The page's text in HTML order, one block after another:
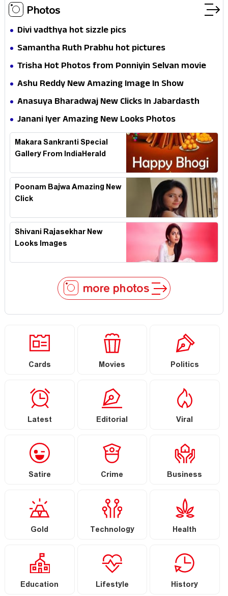
Photos
Divi vadthya hot sizzle pics
Samantha Ruth Prabhu hot pictures
Trisha Hot Photos from Ponniyin Selvan movie
and Promotionss
Ashu Reddy New Amazing Image In Show
Anasuya Bharadwaj New Clicks In Jabardasth
Janani Iyer Amazing New Looks Photos
Makara Sankranti Special
Gallery From IndiaHerald
Poonam Bajwa Amazing New
Click
Shivani Rajasekhar New
Looks Images
more photos
Cards Movies Politics
Latest Editorial Viral
Satire Crime Business
Gold Technology Health
Education Lifestyle History